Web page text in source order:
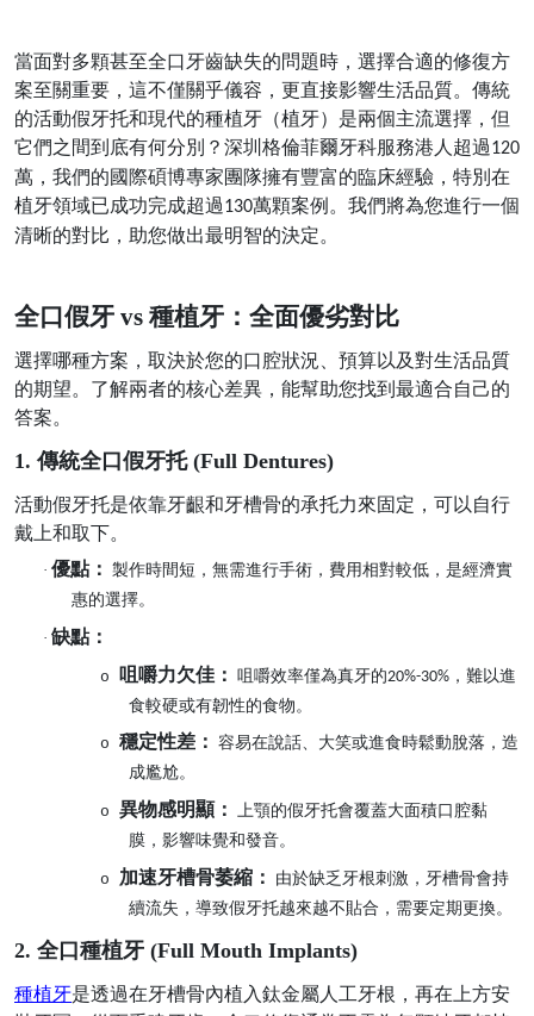
當面對多顆甚至全口牙齒缺失的問題時，選擇合適的修復方
案至關重要，這不僅關乎儀容，更直接影響生活品質。傳統
的活動假牙托和現代的種植牙（植牙）是兩個主流選擇，但
它們之間到底有何分別？深圳格倫菲爾牙科服務港人超過120
萬，我們的國際碩博專家團隊擁有豐富的臨床經驗，特別在
植牙領域已成功完成超過130萬顆案例。我們將為您進行一個
清晰的對比，助您做出最明智的決定。
全口假牙 vs 種植牙：全面優劣對比
選擇哪種方案，取決於您的口腔狀況、預算以及對生活品質
的期望。了解兩者的核心差異，能幫助您找到最適合自己的
答案。
1. 傳統全口假牙托 (Full Dentures)
活動假牙托是依靠牙齦和牙槽骨的承托力來固定，可以自行
戴上和取下。
· 優點： 製作時間短，無需進行手術，費用相對較低，是經濟實
惠的選擇。
· 缺點：
o 咀嚼力欠佳： 咀嚼效率僅為真牙的20%-30% ，難以進
食較硬或有韌性的食物。
o 穩定性差： 容易在說話、大笑或進食時鬆動脫落，造
成尷尬。
o 異物感明顯：
上顎的假牙托會覆蓋大面積口腔黏
膜，影響味覺和發音。
o 加速牙槽骨萎縮：
由於缺乏牙根刺激，牙槽骨會持
續流失，導致假牙托越來越不貼合，需要定期更換。
2. 全口種植牙 (Full Mouth Implants)
種植牙是透過在牙槽骨內植入鈦金屬人工牙根，再在上方安